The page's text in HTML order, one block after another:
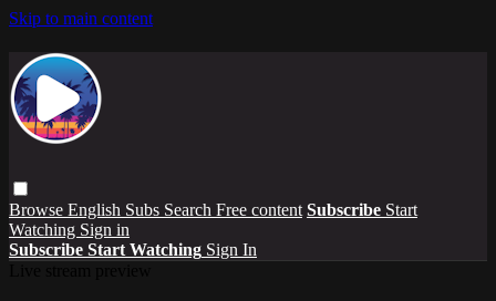
Skip to main content
Browse English Subs Search Free content Subscribe Start
Watching Sign in
Subscribe Start Watching Sign In